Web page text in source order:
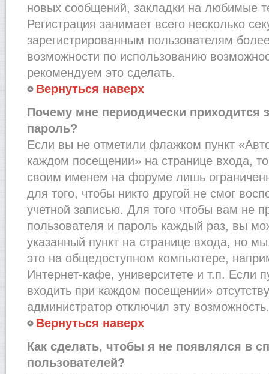
новых сообщений, закладки на любимые
Регистрация занимает всего несколько
зарегистрированным пользователям
возможности по использованию
рекомендуем это сделать.
Вернуться наверх
Почему мне периодически приходится
пароль?
Если вы не отметили флажком пункт
каждом посещении» на странице входа,
своим именем на форуме лишь
для того, чтобы никто другой не смог
учетной записью. Для того чтобы вам не
пользователя и пароль каждый раз, вы
указанный пункт на странице входа, но
это на общедоступном компьютере,
Интернет-кафе, университете и т.п. Если
входить при каждом посещении»
администратор отключил эту возможность.
Вернуться наверх
Как сделать, чтобы я не появлялся в
пользователей?